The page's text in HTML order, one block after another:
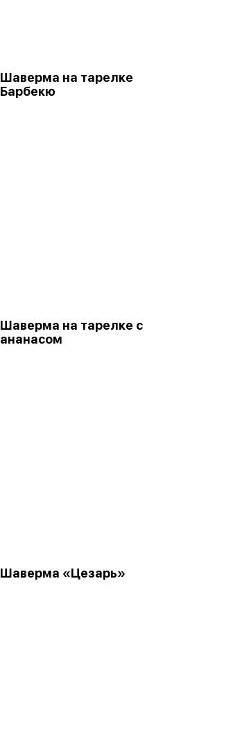
Шаверма на тарелке
Барбекю
Шаверма на тарелке с
ананасом
Шаверма «Цезарь»